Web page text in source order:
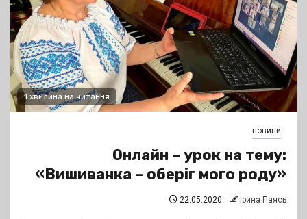
1 хвилина на читання
новини
Онлайн – урок на тему:
«Вишиванка – оберіг мого роду»
22.05.2020 Ірина Паясь